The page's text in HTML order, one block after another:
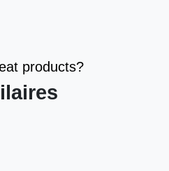
products?